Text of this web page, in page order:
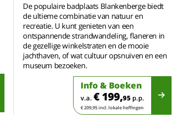
De populaire badplaats Blankenberge biedt
de ultieme combinatie van natuur en
recreatie. U kunt genieten van een
ontspannende strandwandeling, flaneren in
de gezellige winkelstraten en de mooie
jachthaven, of wat cultuur opsnuiven en een
museum bezoeken.
Info & Boeken
v.a. € 199,95 p.p.
€ 209,95 incl. lokale heffingen